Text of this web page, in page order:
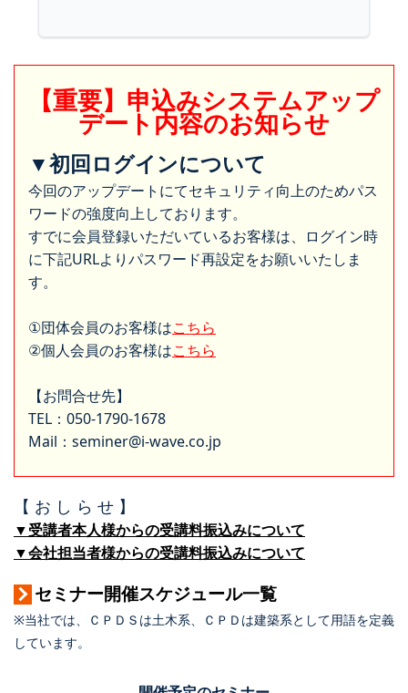
【重要】申込みシステムアップ
デート内容のお知らせ
▼初回ログインについて
今回のアップデートにてセキュリティ向上のためパス
ワードの強度向上しております。
すでに会員登録いただいているお客様は、ログイン時
に下記URLよりパスワード再設定をお願いいたしま
す。
①団体会員のお客様はこちら
②個人会員のお客様はこちら
【お問合せ先】
TEL：050-1790-1678
Mail：seminer@i-wave.co.jp
【 お し ら せ 】
▼受講者本人様からの受講料振込みについて
▼会社担当者様からの受講料振込みについて
セミナー開催スケジュール一覧
※当社では、ＣＰＤＳは土木系、ＣＰＤは建築系として用語を定義
しています。